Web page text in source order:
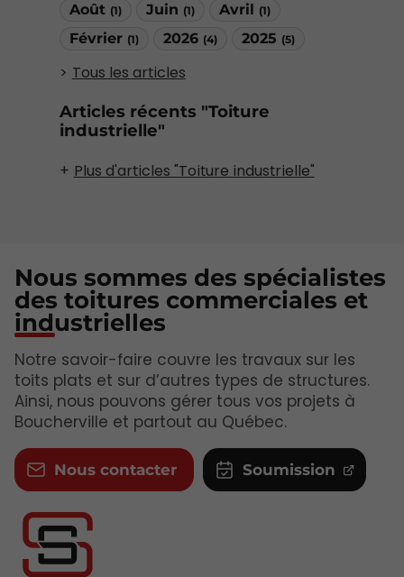
Août (1) Juin (1) Avril (1)
Février (1) 2026 (4) 2025 (5)
Tous les articles
Articles récents "Toiture
industrielle"
Plus d'articles "Toiture industrielle"
Nous sommes des spécialistes
des toitures commerciales et
industrielles
Notre savoir-faire couvre les travaux sur les
toits plats et sur d’autres types de structures.
Ainsi, nous pouvons gérer tous vos projets à
Boucherville et partout au Québec.
Nous contacter Soumission